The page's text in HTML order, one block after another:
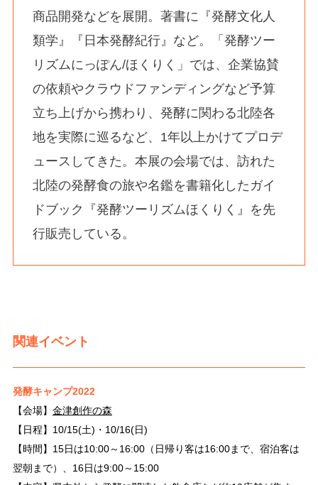
商品開発などを展開。著書に『発酵文化人
類学』『日本発酵紀行』など。「発酵ツー
リズムにっぽん/ほくりく」では、企業協賛
の依頼やクラウドファンディングなど予算
立ち上げから携わり、発酵に関わる北陸各
地を実際に巡るなど、1年以上かけてプロデ
ュースしてきた。本展の会場では、訪れた
北陸の発酵食の旅や名鑑を書籍化したガイ
ドブック『発酵ツーリズムほくりく』を先
行販売している。
関連イベント
発酵キャンプ2022
【会場】 金津創作の森
【日程】10/15(土)・10/16(日)
【時間】15日は10:00～16:00（日帰り客は16:00まで、宿泊客は
翌朝まで）、16日は9:00～15:00